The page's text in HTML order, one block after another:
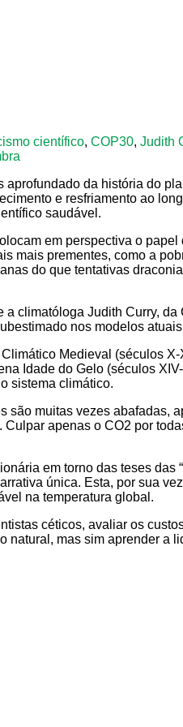
científico, COP30, Judith
da história do
e resfriamento ao
saudável.
em perspectiva o
mais prementes, como a
do que tentativas
climatóloga Judith Curry,
nos modelos
Medieval (séculos
Idade do Gelo (séculos
sistema climático.
são muitas vezes abafadas,
apenas o CO2 por
em torno das teses das
única. Esta, por sua
na temperatura global.
céticos, avaliar os
natural, mas sim aprender a